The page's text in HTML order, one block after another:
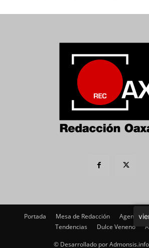
Portada Mesa de Redacción Agenda
Tendencias
Dulce Veneno
© Desarrollado por